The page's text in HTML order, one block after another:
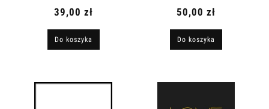
39,00 zł
Do koszyka
50,00 zł
Do koszyka